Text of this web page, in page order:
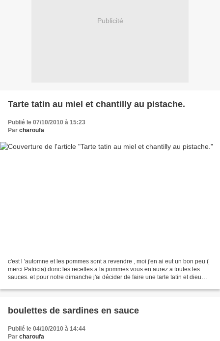
Publicité
Tarte tatin au miel et chantilly au pistache.
Publié le 07/10/2010 à 15:23
Par charoufa
c'est l 'automne et les pommes sont a revendre , moi j'en ai eut un bon peu (
merci Patricia) donc les recettes a la pommes vous en aurez a toutes les
sauces. et pour notre dimanche j'ai décider de faire une tarte tatin et dieu
boulettes de sardines en sauce
Publié le 04/10/2010 à 14:44
Par charoufa